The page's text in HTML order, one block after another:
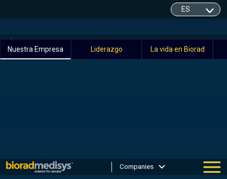
Companies
Nuestra Empresa Liderazgo La vida en Biorad